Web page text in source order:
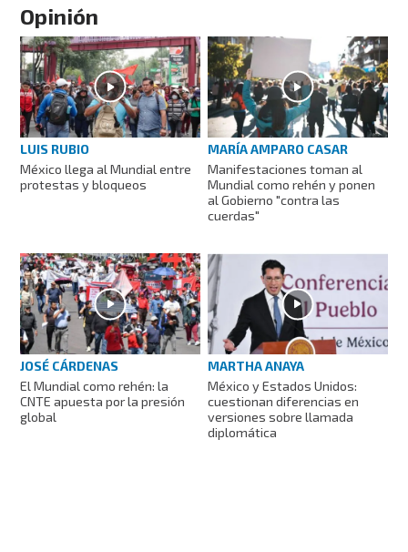
Opinión
LUIS RUBIO
México llega al Mundial entre
protestas y bloqueos
MARÍA AMPARO CASAR
Manifestaciones toman al
Mundial como rehén y ponen
al Gobierno "contra las
cuerdas"
JOSÉ CÁRDENAS
El Mundial como rehén: la
CNTE apuesta por la presión
global
MARTHA ANAYA
México y Estados Unidos:
cuestionan diferencias en
versiones sobre llamada
diplomática